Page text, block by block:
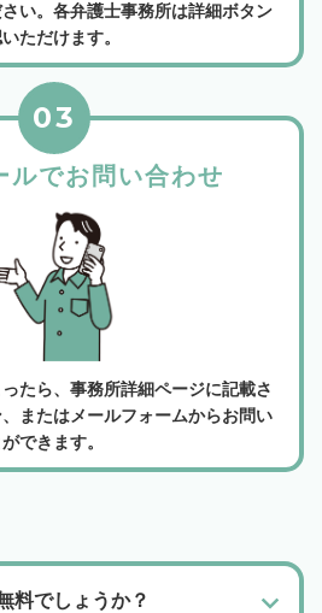
い。各弁護士事務所は詳細ボタン
ただけます。
ルでお問い合わせ
03
たら、事務所詳細ページに記載さ
またはメールフォームからお問い
できます。
料でしょうか？